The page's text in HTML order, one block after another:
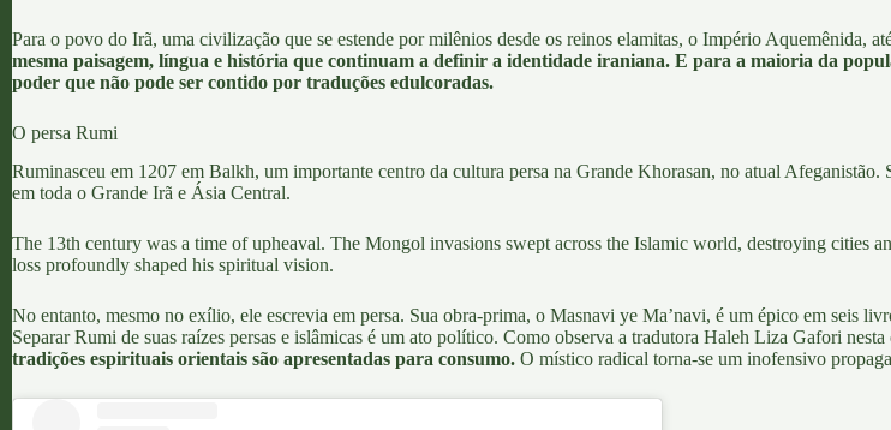
Para o povo do Irã, uma civilização que se estende por milênios desde os reinos elamitas, o Império Aquemênida,
mesma paisagem, língua e história que continuam a definir a identidade iraniana. E para a maioria da
poder que não pode ser contido por traduções edulcoradas.
O persa Rumi
Ruminasceu em 1207 em Balkh, um importante centro da cultura persa na Grande Khorasan, no atual
em toda o Grande Irã e Ásia Central.
The 13th century was a time of upheaval. The Mongol invasions swept across the Islamic world, destroying cities
loss profoundly shaped his spiritual vision.
No entanto, mesmo no exílio, ele escrevia em persa. Sua obra-prima, o Masnavi ye Ma’navi, é um épico em seis
Separar Rumi de suas raízes persas e islâmicas é um ato político. Como observa a tradutora Haleh Liza Gafori nesta
tradições espirituais orientais são apresentadas para consumo. O místico radical torna-se um inofensivo